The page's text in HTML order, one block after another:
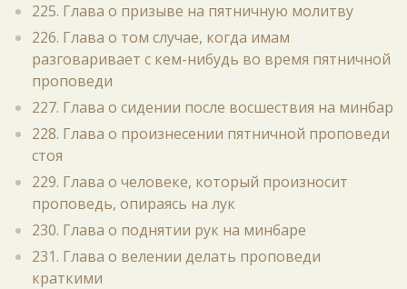
225. Глава о призыве на пятничную молитву
226. Глава о том случае, когда имам
разговаривает с кем-нибудь во время пятничной
проповеди
227. Глава о сидении после восшествия на минбар
228. Глава о произнесении пятничной проповеди
стоя
229. Глава о человеке, который произносит
проповедь, опираясь на лук
230. Глава о поднятии рук на минбаре
231. Глава о велении делать проповеди
краткими